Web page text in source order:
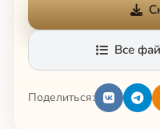
Все
Поделиться: